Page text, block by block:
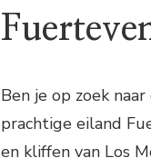
Ben je op zoek
prachtige eiland
en kliffen van Los